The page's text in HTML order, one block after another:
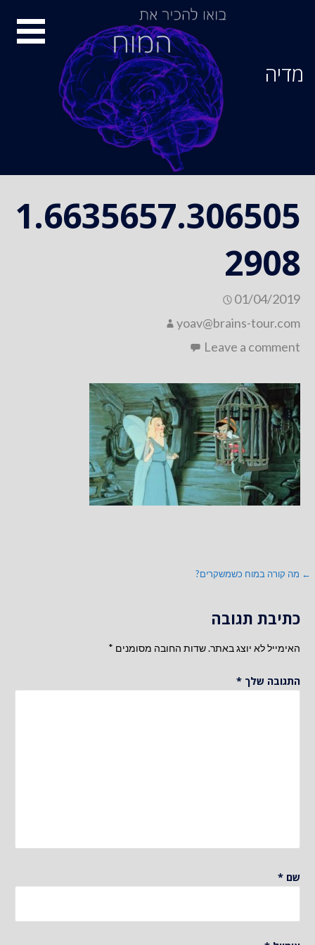
מדיה
1.6635657.306505
2908
01/04/2019
yoav@brains-tour.com
Leave a comment
ניווט
← מה קורה במוח כשמשקרים?
כתיבת תגובה
האימייל לא יוצג באתר.שדות החובה מסומנים *
התגובה שלך *
שם *